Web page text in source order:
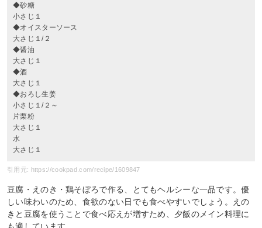
◆砂糖
小さじ１
◆オイスターソース
大さじ１/２
◆醤油
大さじ１
◆酒
大さじ１
◆おろし生姜
小さじ１/２～
片栗粉
大さじ１
水
大さじ１
引用元: https://cookpad.com/recipe/1609847
豆腐・えのき・鶏そぼろで作る、とてもヘルシーな一品です。優
しい味わいのため、食欲のない日でも食べやすいでしょう。えの
きと豆腐を使うことで食べ応えが増すため、夕飯のメイン料理に